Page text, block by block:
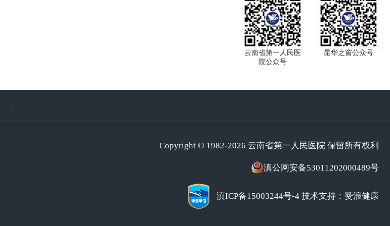
云南省第一人民医
院公众号
昆华之窗公众号
|
Copyright © 1982-2026 云南省第一人民医院 保留所有权利
滇公网安备53011202000489号
滇ICP备15003244号-4 技术支持：赞浪健康